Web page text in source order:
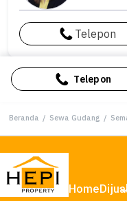
Telepon
Telepon
Beranda / Sewa Gudang /
Home